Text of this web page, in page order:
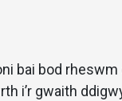
bai bod rheswm
i’r gwaith